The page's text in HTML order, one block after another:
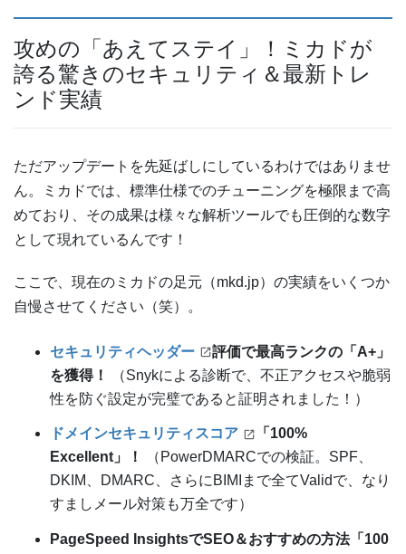
攻めの「あえてステイ」！ミカドが
誇る驚きのセキュリティ＆最新トレ
ンド実績
ただアップデートを先延ばしにしているわけではありませ
ん。ミカドでは、標準仕様でのチューニングを極限まで高
めており、その成果は様々な解析ツールでも圧倒的な数字
として現れているんです！
ここで、現在のミカドの足元（mkd.jp）の実績をいくつか
自慢させてください（笑）。
セキュリティヘッダー
評価で最高ランクの「A+」
を獲得！
（Snykによる診断で、不正アクセスや脆弱
性を防ぐ設定が完璧であると証明されました！）
ドメインセキュリティスコア
「100%
Excellent」！
（PowerDMARCでの検証。SPF、
DKIM、DMARC、さらにBIMIまで全てValidで、なり
すましメール対策も万全です）
PageSpeed InsightsでSEO＆おすすめの方法「100